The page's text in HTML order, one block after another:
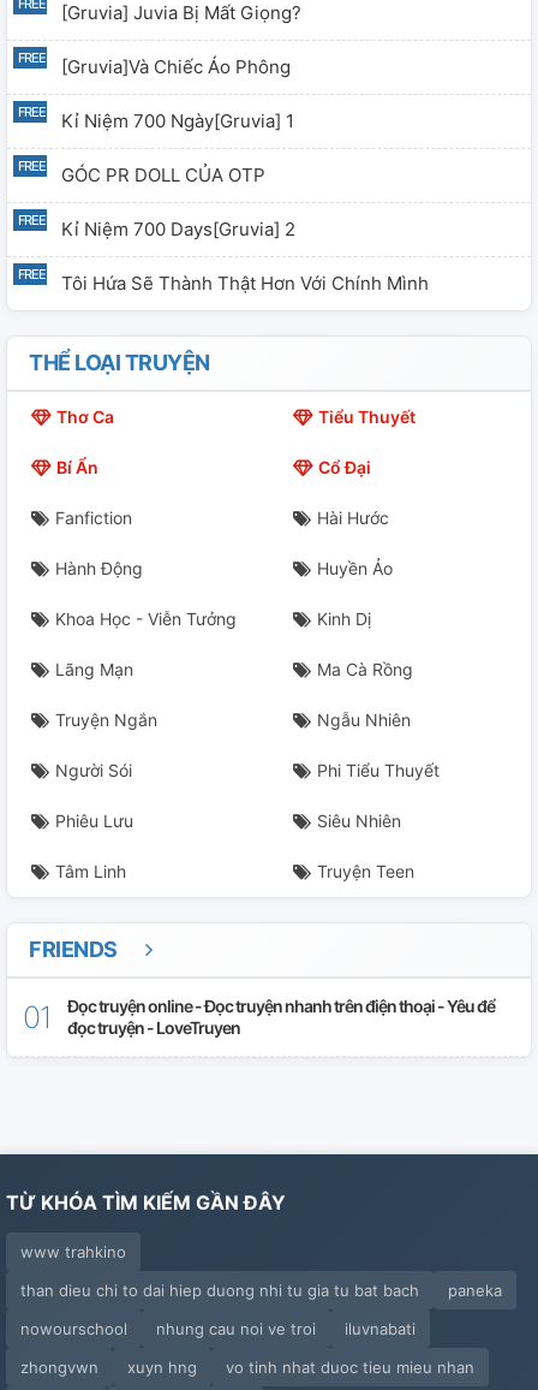
[Gruvia] Juvia Bị Mất Giọng?
[Gruvia]và Chiếc Áo Phông
Kỉ Niệm 700 Ngày[Gruvia] 1
GÓC PR DOLL CỦA OTP
Kỉ Niệm 700 Days[Gruvia] 2
Tôi Hứa Sẽ Thành Thật Hơn Với Chính Mình
THỂ LOẠI TRUYỆN
Thơ Ca Tiểu Thuyết
Bí Ẩn Cổ Đại
Fanfiction Hài Hước
Hành Động Huyền Ảo
Khoa Học - Viễn Tưởng Kinh Dị
Lãng Mạn Ma Cà Rồng
Truyện Ngắn Ngẫu Nhiên
Người Sói Phi Tiểu Thuyết
Phiêu Lưu Siêu Nhiên
Tâm Linh Truyện Teen
FRIENDS
Đọc truyện online - Đọc truyện nhanh trên điện thoại - Yêu để
đọc truyện - LoveTruyen
TỪ KHÓA TÌM KIẾM GẦN ĐÂY
www trahkino
than dieu chi to dai hiep duong nhi tu gia tu bat bach
paneka
nowourschool
nhung cau noi ve troi
iluvnabati
zhongvwn
xuyn hng vo tinh nhat duoc tieu mieu nhan